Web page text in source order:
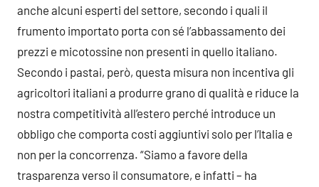
anche alcuni esperti del settore, secondo i quali il
frumento importato porta con sé l’abbassamento dei
prezzi e micotossine non presenti in quello italiano.
Secondo i pastai, però, questa misura non incentiva gli
agricoltori italiani a produrre grano di qualità e riduce la
nostra competitività all’estero perché introduce un
obbligo che comporta costi aggiuntivi solo per l’Italia e
non per la concorrenza. “Siamo a favore della
trasparenza verso il consumatore, e infatti – ha